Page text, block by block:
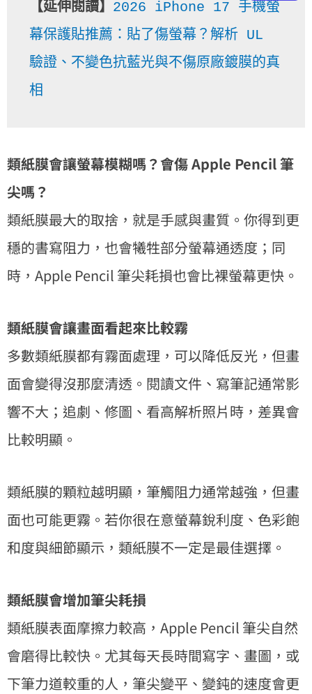
【延伸閱讀】 2026 iPhone 17 手機螢
幕保護貼推薦：貼了傷螢幕？解析 UL
驗證、不變色抗藍光與不傷原廠鍍膜的真
相
類紙膜會讓螢幕模糊嗎？會傷 Apple Pencil 筆
尖嗎？
類紙膜最大的取捨，就是手感與畫質。你得到更
穩的書寫阻力，也會犧牲部分螢幕通透度；同
時，Apple Pencil 筆尖耗損也會比裸螢幕更快。
類紙膜會讓畫面看起來比較霧
多數類紙膜都有霧面處理，可以降低反光，但畫
面會變得沒那麼清透。閱讀文件、寫筆記通常影
響不大；追劇、修圖、看高解析照片時，差異會
比較明顯。
類紙膜的顆粒越明顯，筆觸阻力通常越強，但畫
面也可能更霧。若你很在意螢幕銳利度、色彩飽
和度與細節顯示，類紙膜不一定是最佳選擇。
類紙膜會增加筆尖耗損
類紙膜表面摩擦力較高，Apple Pencil 筆尖自然
會磨得比較快。尤其每天長時間寫字、畫圖，或
下筆力道較重的人，筆尖變平、變鈍的速度會更